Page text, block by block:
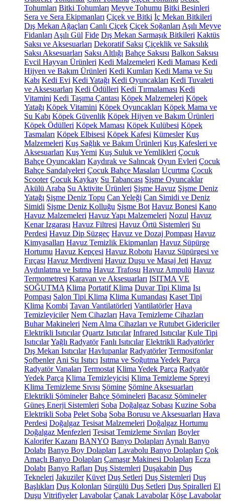
Tohumları Bitki Tohumları Meyve Tohumu Bitki Besinleri
Sera ve Sera Ekipmanları Çiçek ve Bitki İç Mekan Bitkileri
Dış Mekan Ağaçları Canlı Çiçek Çiçek Soğanları Aşılı Meyve
Fidanları Aşılı Gül Fide Dış Mekan Sarmaşık Bitkileri Kaktüs
Saksı ve Aksesuarları Dekoratif Saksı Çiçeklik ve Saksılık
Saksı Aksesuarları Saksı Altlığı Bahçe Saksısı Balkon Saksısı
Evcil Hayvan Ürünleri Kedi Malzemeleri Kedi Maması Kedi
Hijyen ve Bakım Ürünleri Kedi Kumları Kedi Mama ve Su
Kabı Kedi Evi Kedi Yatağı Kedi Oyuncakları Kedi Tuvaleti
ve Aksesuarları Kedi Ödülleri Kedi Tırmalaması Kedi
Vitamini Kedi Taşıma Çantası Köpek Malzemeleri Köpek
Yatağı Köpek Vitamini Köpek Oyuncakları Köpek Mama ve
Su Kabı Köpek Güvenlik Köpek Hijyen ve Bakım Ürünleri
Köpek Ödülleri Köpek Maması Köpek Kulübesi Köpek
Tasmaları Köpek Elbisesi Köpek Kafesi Kümesler Kuş
Malzemeleri Kuş Sağlık ve Bakım Ürünleri Kuş Kafesleri ve
Aksesuarları Kuş Yemi Kuş Suluk ve Yemlikleri Çocuk
Bahçe Oyuncakları Kaydırak ve Salıncak Oyun Evleri Çocuk
Bahçe Sandalyeleri Çocuk Bahçe Masaları Uçurtma Çocuk
Scooter Çocuk Kaykay Su Tabancası Şişme Oyuncaklar
Akülü Araba Su Aktivite Ürünleri Şişme Havuz Şişme Deniz
Yatağı Şişme Deniz Topu Can Yeleği Can Simidi ve Deniz
Simidi Şişme Deniz Kolluğu Şişme Bot Havuz Bonesi Kano
Havuz Malzemeleri Havuz Yapı Malzemeleri Nozul Havuz
Kenar Izgarası Havuz Filtresi Havuz Örtü Sistemleri Su
Perdesi Havuz Dip Süzgeç Havuz ve Dozaj Pompası Havuz
Kimyasalları Havuz Temizlik Ekipmanları Havuz Süpürge
Hortumu Havuz Kepçesi Havuz Robotu Havuz Süpürgesi ve
Fırçası Havuz Merdiveni Havuz Duşu ve Masaj Jeti Havuz
Aydınlatma ve Isıtma Havuz Trafosu Havuz Ampulü Havuz
Termometresi Karavan ve Aksesuarları ISITMA VE
SOĞUTMA Klima Portatif Klima Duvar Tipi Klima Isı
Pompası Salon Tipi Klima Klima Kumandası Kaset Tipi
Klima Kombi Tavan Vantilatörleri Vantilatörler Hava
Temizleyiciler Nem Cihazları Hava Temizleme Cihazları
Buhar Makineleri Nem Alma Cihazları ve Rutubet Gidericiler
Elektrikli Isıtıcılar Quartz Isıtıcılar Infrared Isıtıcılar Kule Tipi
IsıtıcılarYağlı Radyatör Fanlı Isıtıcılar Elektrikli Radyatörler
Dış Mekan Isıtıcılar Havlupanlar Radyatörler Termosifonlar
Şofbenler Ani Su Isıtıcı Isıtma ve Soğutma Yedek Parça
Radyatör Vanaları Termostat Klima Yedek Parça Radyatör
Yedek Parça Klima Temizleyicisi Klima Temizleme Spreyi
Klima Temizleme Sıvısı Şömine Şömine Aksesuarları
Elektrikli Şömineler Bahçe Şömineleri Bacasız Şömineler
Güneş Enerji Sistemleri Soba Doğalgaz Sobası Kuzine Soba
Elektrikli Soba Pelet Soba Soba Borusu ve Aksesuarları Hava
Perdesi Doğalgaz Tesisat Malzemeleri Doğalgaz Hortumu
Doğalgaz Menfezleri Tesisat Temizleme Sıvıları Boyler
Kalorifer Kazanı BANYO Banyo Dolapları Aynalı Banyo
Dolabı Banyo Boy Dolapları Lavabolu Banyo Dolapları Çok
Amaçlı Banyo Dolapları Çamaşır Makinesi Dolapları Ecza
Dolabı Banyo Rafları Duş Sistemleri Duşakabin Duş
Tekneleri Jakuziler Küvet Duş Setleri Duş Sistemleri Duş
Başlıkları Duş Kolonları Sürgülü Duş Setleri Duş Spiralleri El
Duşu Vitrifiyeler Lavabolar Çanak Lavabolar Köşe Lavabolar